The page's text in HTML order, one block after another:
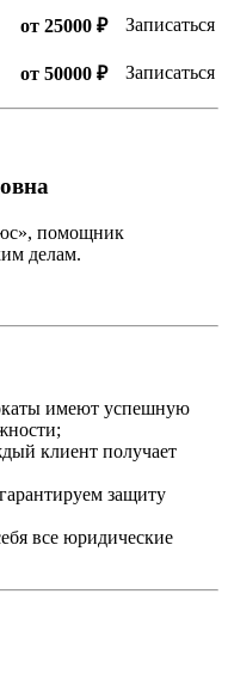
от 25000 ₽
Записаться
от 50000 ₽ Записаться
помощник
делам.
имеют успешную
клиент получает
защиту
все юридические